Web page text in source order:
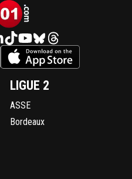
LIGUE 2
ASSE
Bordeaux